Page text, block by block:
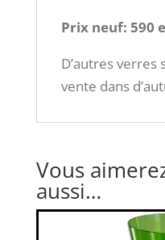
Prix neuf: 590
D’autres verres
vente dans
Vous
aussi…